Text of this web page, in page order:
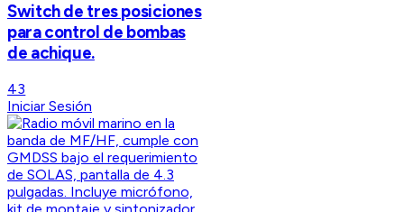
Switch de tres posiciones
para control de bombas
de achique.
43
Iniciar Sesión